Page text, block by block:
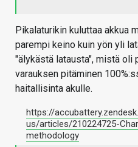
Pikalaturikin kuluttaa akkua
parempi keino kuin yön yli
"älykästä latausta", mistä oli
varauksen pitäminen
haitallisinta akulle.
https://
us/articles/210224725-
methodology